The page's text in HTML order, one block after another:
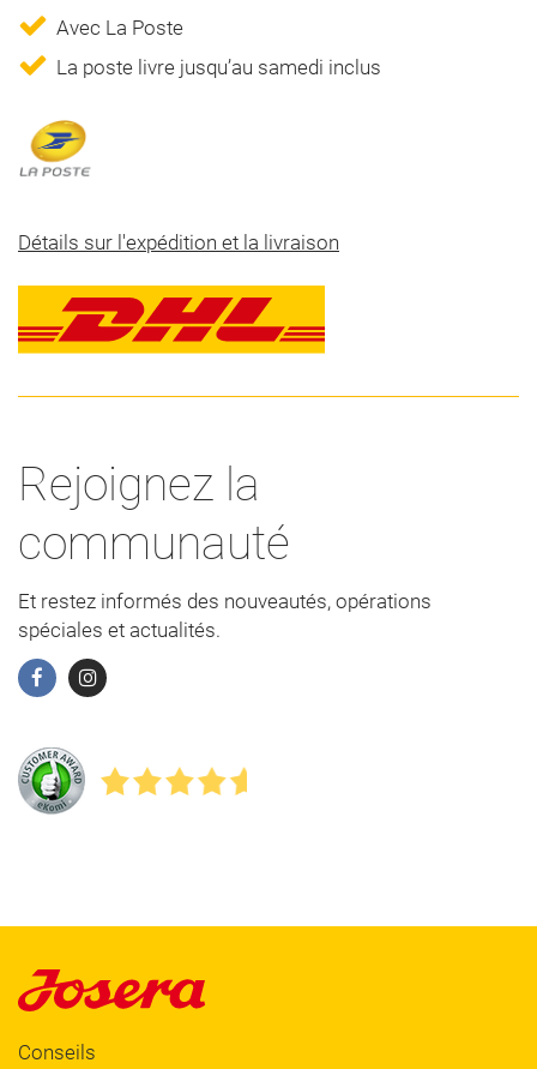
Avec La Poste
La poste livre jusqu’au samedi inclus
Détails sur l'expédition et la livraison
Rejoignez la
communauté
Et restez informés des nouveautés, opérations
spéciales et actualités.
Conseils